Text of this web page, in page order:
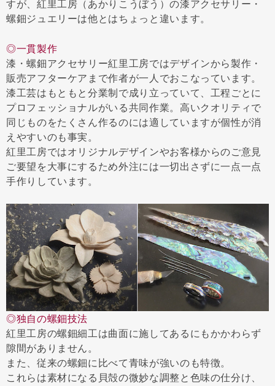
すが、紅里工房（あかりこうぼう）の漆アクセサリー・
螺鈿ジュエリーは他とはちょっと違います。
◎一貫製作
漆・螺鈿アクセサリー紅里工房ではデザインから製作・
販売アフターケアまで作者が一人でおこなっています。
漆工芸はもともと分業制で成り立っていて、工程ごとに
プロフェッショナルがいる共同作業。高いクオリティで
同じものをたくさん作るのには適していますが個性が消
えやすいのも事実。
紅里工房ではオリジナルデザインやお客様からのご意見
ご要望を大事にするため外注には一切出さずに一点一点
手作りしています。
◎独自の螺鈿技法
紅里工房の螺鈿細工は曲面に施してあるにもかかわらず
隙間がありません。
また、従来の螺鈿に比べて青味が強いのも特徴。
これらは素材になる貝殻の微妙な調整と色味の仕分け、